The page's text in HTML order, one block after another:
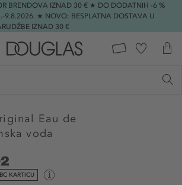
BRENDOVA IZNAD 30 € ★ DO DODATNIH -6 %
9.8.2026. ★ NOVO: BESPLATNA DOSTAVA U
IZNAD 30 €
Eau de
voda
KARTICU